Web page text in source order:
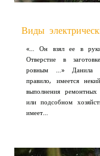
Виды
«… Он взял ее в
Отверстие в
ровным …» Данила
правило, имеется
выполнения
или подсобном
имеет…